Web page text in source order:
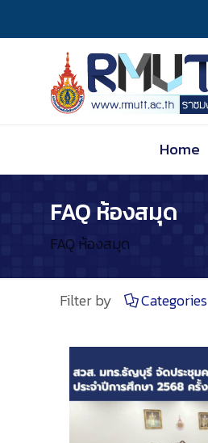
Home
FAQ ห้องสมุด
FAQ ห้องสมุด
Filter by Categories